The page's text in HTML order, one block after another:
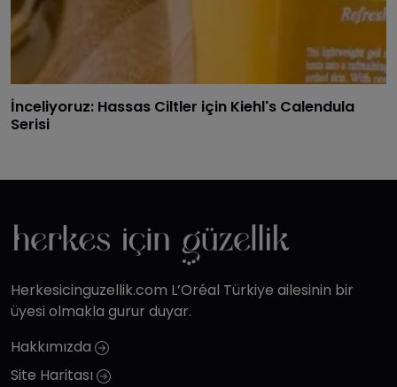
İnceliyoruz: Hassas Ciltler için Kiehl's Calendula
Serisi
Herkesicinguzellik.com L’Oréal Türkiye ailesinin bir
üyesi olmakla gurur duyar.
Hakkımızda
Site Haritası